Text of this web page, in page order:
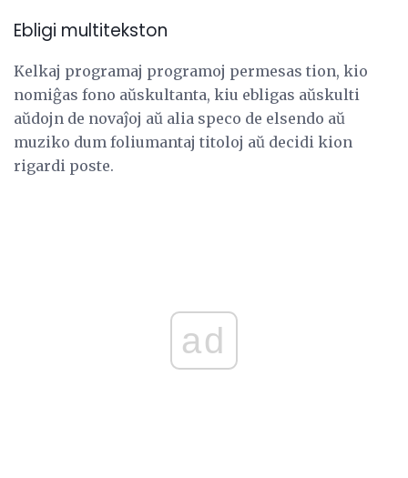
Ebligi multitekston
Kelkaj programaj programoj permesas tion, kio
nomiĝas fono aŭskultanta, kiu ebligas aŭskulti
aŭdojn de novaĵoj aŭ alia speco de elsendo aŭ
muziko dum foliumantaj titoloj aŭ decidi kion
rigardi poste.
ad